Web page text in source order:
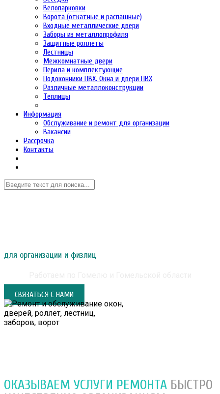
Велопарковки
Ворота (откатные и распашные)
Входные металлические двери
Заборы из металлопрофиля
Защитные роллеты
Лестницы
Межкомнатные двери
Перила и комплектующие
Подоконники ПВХ. Окна и двери ПВХ
Различные металлоконструкции
Теплицы
Информация
Обслуживание и ремонт для организации
Вакансии
Рассрочка
Контакты
для организации и физлиц
СВЯЗАТЬСЯ С НАМИ
ОКАЗЫВАЕМ УСЛУГИ РЕМОНТА БЫСТРО